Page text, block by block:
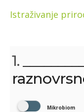
Istraživanje
1.
Mikrobiom